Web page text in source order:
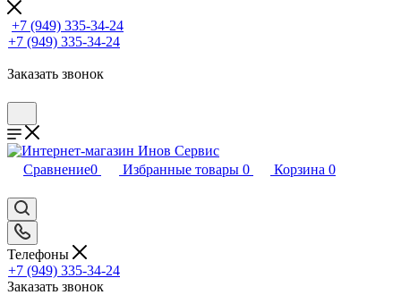
+7 (949) 335-34-24
+7 (949) 335-34-24
Заказать звонок
Сравнение0 Избранные товары 0 Корзина 0
Телефоны
+7 (949) 335-34-24
Заказать звонок